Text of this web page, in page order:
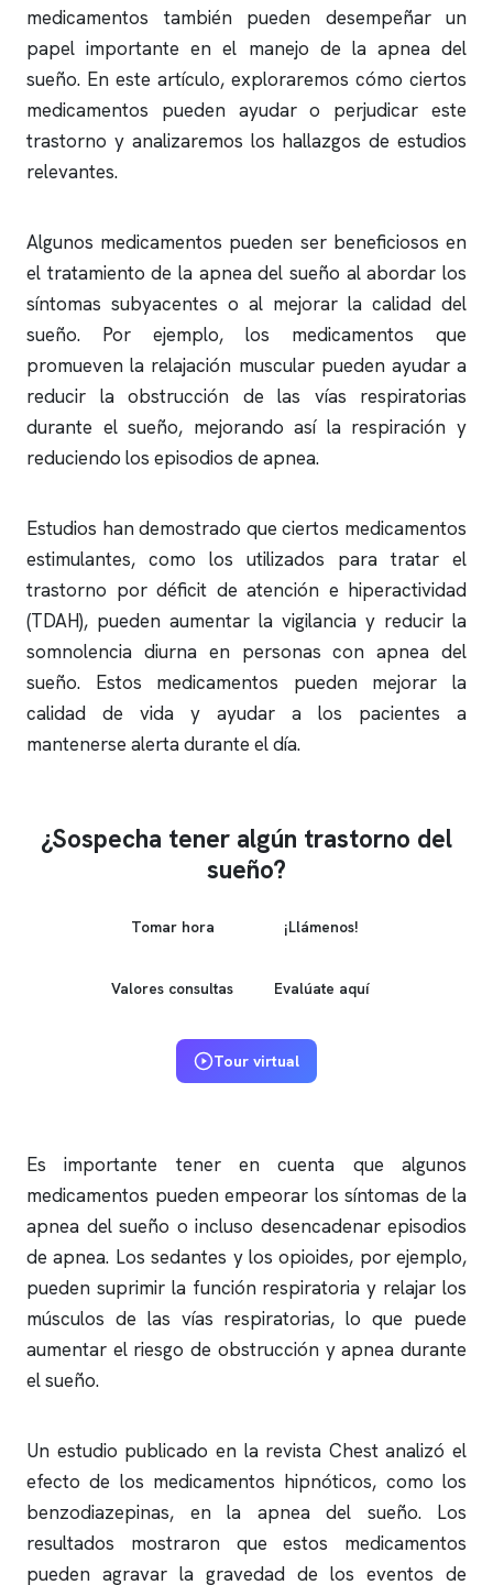
medicamentos también pueden desempeñar un
papel importante en el manejo de la apnea del
sueño. En este artículo, exploraremos cómo ciertos
medicamentos pueden ayudar o perjudicar este
trastorno y analizaremos los hallazgos de estudios
relevantes.
Algunos medicamentos pueden ser beneficiosos en
el tratamiento de la apnea del sueño al abordar los
síntomas subyacentes o al mejorar la calidad del
sueño. Por ejemplo, los medicamentos que
promueven la relajación muscular pueden ayudar a
reducir la obstrucción de las vías respiratorias
durante el sueño, mejorando así la respiración y
reduciendo los episodios de apnea.
Estudios han demostrado que ciertos medicamentos
estimulantes, como los utilizados para tratar el
trastorno por déficit de atención e hiperactividad
(TDAH), pueden aumentar la vigilancia y reducir la
somnolencia diurna en personas conapnea del
sueño. Estos medicamentos pueden mejorar la
calidad de vida y ayudar a los pacientes a
mantenerse alerta durante el día.
¿Sospecha tener algún trastorno del
sueño?
Tomar hora ¡Llámenos!
Valores consultas Evalúate aquí
Tour virtual
Es importante tener en cuenta que algunos
medicamentos pueden empeorar los síntomas de la
apnea del sueño o incluso desencadenar episodios
deapnea. Los sedantes y los opioides, por ejemplo,
pueden suprimir la función respiratoria y relajar los
músculos de las vías respiratorias, lo que puede
aumentar el riesgo de obstrucción yapnea durante
el sueño.
Un estudio publicado en la revista Chest analizó el
efecto de los medicamentos hipnóticos, como los
benzodiazepinas, en la apnea del sueño. Los
resultados mostraron que estos medicamentos
pueden agravar la gravedad de los eventos de